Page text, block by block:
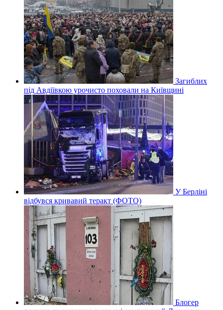
Загиблих
під Авдіївкою урочисто поховали на Київщині
У Берліні
відбувся кривавий теракт (ФОТО)
Блогер